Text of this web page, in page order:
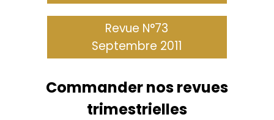
Revue N°73
Septembre 2011
Commander nos revues
trimestrielles